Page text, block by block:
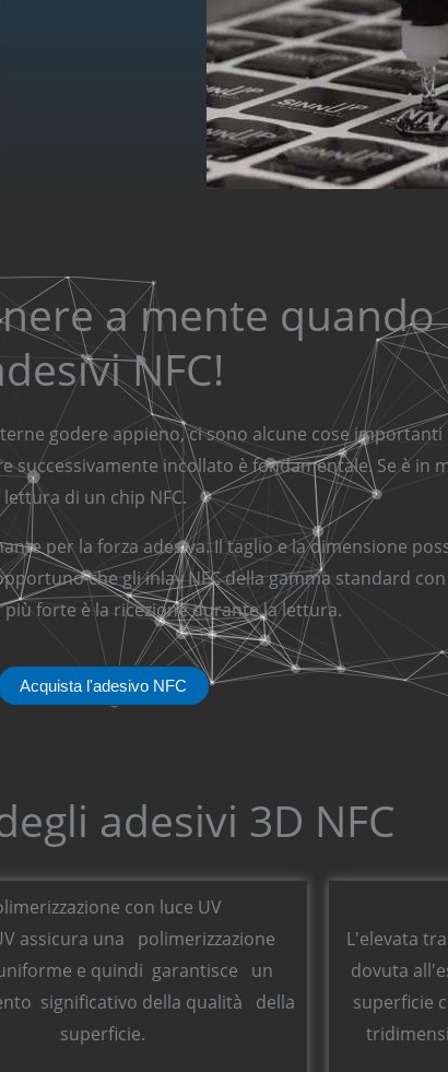
a mente
NFC!
godere appieno, ci sono alcune cose
successivamente incollato è fondamentale. Se è in
di un chip NFC.
per la forza adesiva. Il taglio e la dimensione
che gli inlay NFC della gamma standard
più forte è la ricezione durante la lettura.
Acquista l'adesivo NFC
adesivi 3D NFC
con luce UV
assicura una polimerizzazione
e quindi garantisce un
significativo della qualità della
superficie.
L'elevata
dovuta
superficie